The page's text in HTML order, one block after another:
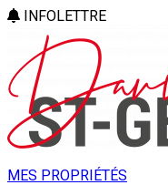
INFOLETTRE
MES PROPRIÉTÉS